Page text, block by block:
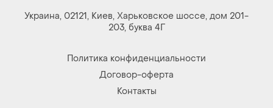
Украина, 02121, Киев, Харьковское шоссе, дом 201-
203, буква 4Г
Политика конфиденциальности
Договор-оферта
Контакты